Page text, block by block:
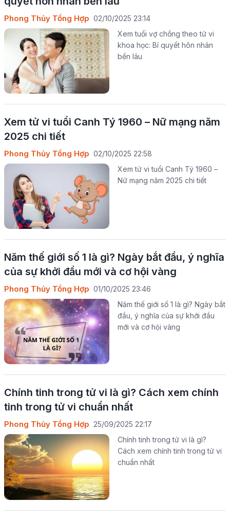
Phong Thủy Tổng Hợp 02/10/2025 23:14
Xem tuổi vợ chồng theo tử vi
khoa học: Bí quyết hôn nhân
bền lâu
Xem tử vi tuổi Canh Tý 1960 – Nữ mạng năm
2025 chi tiết
Phong Thủy Tổng Hợp 02/10/2025 22:58
Xem tử vi tuổi Canh Tý 1960 –
Nữ mạng năm 2025 chi tiết
Năm thế giới số 1 là gì? Ngày bắt đầu, ý nghĩa
của sự khởi đầu mới và cơ hội vàng
Phong Thủy Tổng Hợp 01/10/2025 23:46
Năm thế giới số 1 là gì? Ngày bắt
đầu, ý nghĩa của sự khởi đầu
mới và cơ hội vàng
Chính tinh trong tử vi là gì? Cách xem chính
tinh trong tử vi chuẩn nhất
Phong Thủy Tổng Hợp 25/09/2025 22:17
Chính tinh trong tử vi là gì?
Cách xem chính tinh trong tử vi
chuẩn nhất